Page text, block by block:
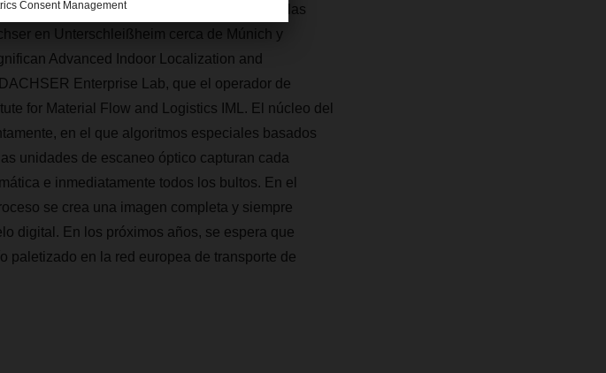
valía en condiciones operativas reales en las
en Unterschleißheim cerca de Múnich y
Advanced Indoor Localization and
Enterprise Lab, que el operador de
for Material Flow and Logistics IML. El núcleo del
en el que algoritmos especiales basados
unidades de escaneo óptico capturan cada
e inmediatamente todos los bultos. En el
se crea una imagen completa y siempre
digital. En los próximos años, se espera que
paletizado en la red europea de transporte de